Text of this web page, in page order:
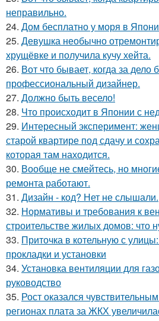
неправильно.
24. Дом бесплатно у моря в
25. Девушка необычно
хрущёвке и получила кучу хейта.
26. Вот что бывает, когда за дело
профессиональный дизайнер.
27. Должно быть весело!
28. Что происходит в Японии с
29. Интересный эксперимент:
старой квартире под сдачу и
которая там находится.
30. Вообще не смейтесь, но
ремонта работают.
31. Дизайн - код? Нет не слышали.
32. Нормативы и требования к
строительстве жилых домов: что
33. Приточка в котельную с
прокладки и установки
34. Установка вентиляции для
руководство
35. Рост оказался
регионах плата за ЖКХ